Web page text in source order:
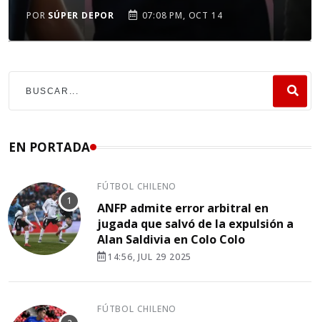
POR SÚPER DEPOR 07:08 PM, OCT 14
EN PORTADA
FÚTBOL CHILENO
ANFP admite error arbitral en
jugada que salvó de la expulsión a
Alan Saldivia en Colo Colo
14:56, JUL 29 2025
FÚTBOL CHILENO